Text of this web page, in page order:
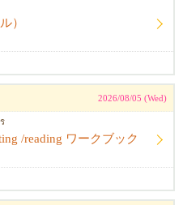
）
2026/08/05 (Wed)
/reading ワークブック